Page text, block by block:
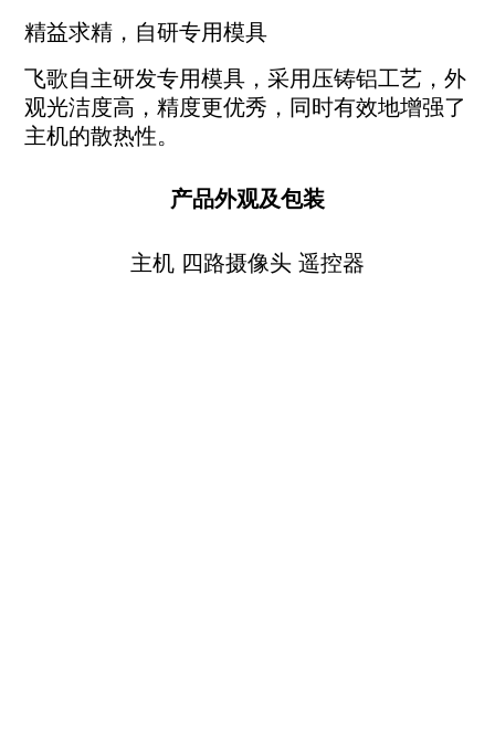
精益求精，自研专用模具
飞歌自主研发专用模具，采用压铸铝工艺，外
观光洁度高，精度更优秀，同时有效地增强了
主机的散热性。
产品外观及包装
主机 四路摄像头 遥控器